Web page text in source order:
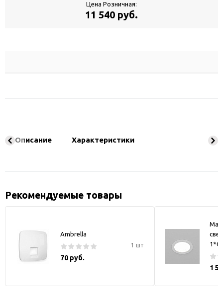
Цена Розничная:
11 540 руб.
Описание Характеристики
Рекомендуемые товары
Ambrella
1 шт
70 руб.
1